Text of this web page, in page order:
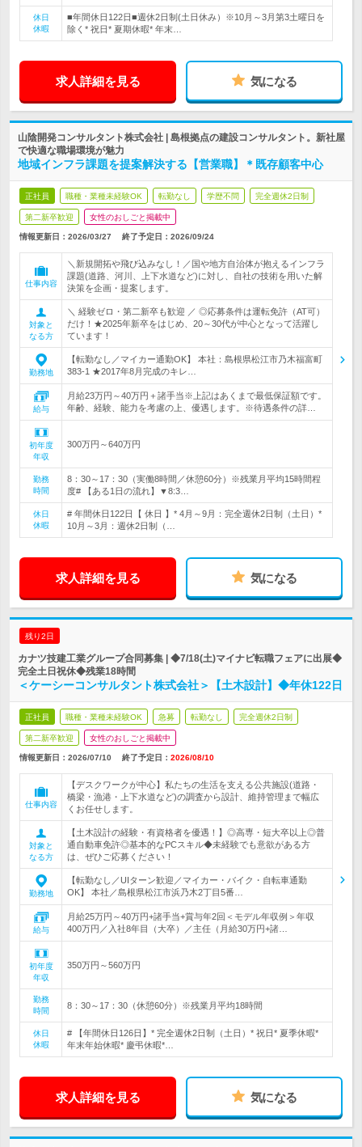
休日
休暇
■年間休日122日■週休2日制(土日休み）※10月～3月第3土曜日を
除く* 祝日* 夏期休暇* 年末…
求人詳細を見る 気になる
山陰開発コンサルタント株式会社 | 島根拠点の建設コンサルタント。新社屋
で快適な職場環境が魅力
地域インフラ課題を提案解決する【営業職】＊既存顧客中心
正社員 職種・業種未経験OK 転勤なし 学歴不問 完全週休2日制
第二新卒歓迎 女性のおしごと掲載中
情報更新日：2026/03/27 終了予定日： 2026/09/24
仕事内容
＼新規開拓や飛び込みなし！／国や地方自治体が抱えるインフラ
課題(道路、河川、上下水道など)に対し、自社の技術を用いた解
決策を企画・提案します。
対象と
なる方
＼ 経験ゼロ・第二新卒も歓迎 ／ ◎応募条件は運転免許（AT可）
だけ！★2025年新卒をはじめ、20～30代が中心となって活躍し
ています！
勤務地
【転勤なし／マイカー通勤OK】 本社：島根県松江市乃木福富町
383-1 ★2017年8月完成のキレ…
給与
月給23万円～40万円＋諸手当※上記はあくまで最低保証額です。
年齢、経験、能力を考慮の上、優遇します。※待遇条件の詳…
初年度
年収
300万円～640万円
勤務
時間
8：30～17：30（実働8時間／休憩60分）※残業月平均15時間程
度# 【ある1日の流れ】▼8:3…
休日
休暇
# 年間休日122日【 休日 】* 4月～9月：完全週休2日制（土日）*
10月～3月：週休2日制（…
求人詳細を見る 気になる
残り2日
カナツ技建工業グループ合同募集 | ◆7/18(土)マイナビ転職フェアに出展◆
完全土日祝休◆残業18時間
＜ケーシーコンサルタント株式会社＞【土木設計】◆年休122日
正社員 職種・業種未経験OK 急募 転勤なし 完全週休2日制
第二新卒歓迎 女性のおしごと掲載中
情報更新日：2026/07/10 終了予定日： 2026/08/10
仕事内容
【デスクワークが中心】私たちの生活を支える公共施設(道路・
橋梁・漁港・上下水道など)の調査から設計、維持管理まで幅広
くお任せします。
対象と
なる方
【土木設計の経験・有資格者を優遇！】◎高専・短大卒以上◎普
通自動車免許◎基本的なPCスキル◆未経験でも意欲がある方
は、ぜひご応募ください！
勤務地
【転勤なし／UIターン歓迎／マイカー・バイク・自転車通勤
OK】 本社／島根県松江市浜乃木2丁目5番…
給与
月給25万円～40万円+諸手当+賞与年2回＜モデル年収例＞年収
400万円／入社8年目（大卒）／主任（月給30万円+諸…
初年度
年収
350万円～560万円
勤務
時間
8：30～17：30（休憩60分）※残業月平均18時間
休日
休暇
# 【年間休日126日】* 完全週休2日制（土日）* 祝日* 夏季休暇*
年末年始休暇* 慶弔休暇*…
求人詳細を見る 気になる